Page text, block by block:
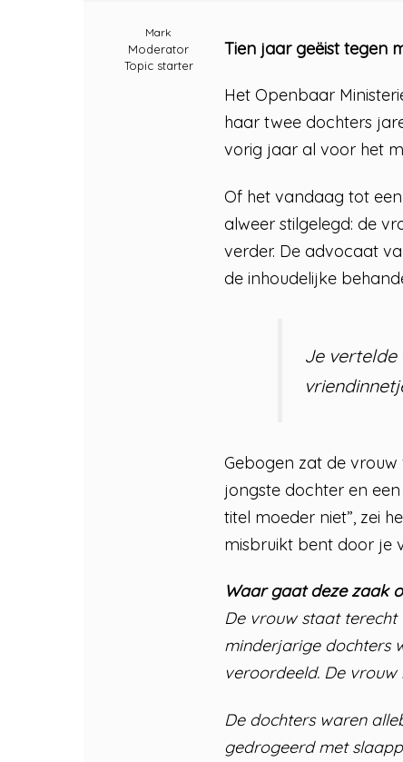
Mark
Moderator
Topic starter
Tien jaar geëist tegen
Het Openbaar
haar twee dochters
vorig jaar al voor het
Of het vandaag tot
alweer stilgelegd: de
verder. De advocaat
de inhoudelijke
Je vertelde
Gebogen zat de
jongste dochter en
titel moeder niet”, zei
misbruikt bent door je
Waar gaat deze zaak
De vrouw staat terecht
minderjarige dochters
veroordeeld. De
De dochters waren
gedrogeerd met